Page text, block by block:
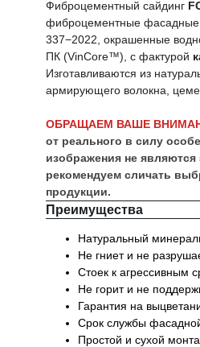
Фиброцементный сайдинг
фиброцементные фасадные
337−2022, окрашенные
ПК (VinCore™), с фактурой
Изготавливаются из
армирующего волокна,
ОБРАЩАЕМ ВАШЕ
от реального в силу
изображения не
рекомендуем сличать
продукции.
Преимущества
Натуральный
Не гниет и не
Стоек к агрессивным
Не горит и не
Гарантия на
Срок службы
Простой и сухой